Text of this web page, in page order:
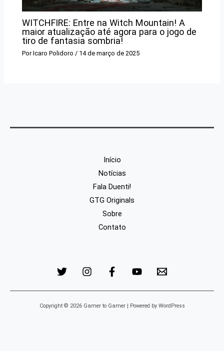
WITCHFIRE: Entre na Witch Mountain! A
maior atualização até agora para o jogo de
tiro de fantasia sombria!
PorIcaro Polidoro / 14 de março de 2025
Início
Notícias
Fala Duenti!
GTG Originals
Sobre
Contato
Copyright © 2026 Gamer to Gamer | Powered by WordPress